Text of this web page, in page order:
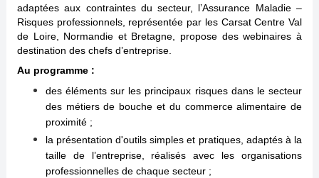
adaptées aux contraintes du secteur, l’Assurance Maladie –
Risques professionnels, représentée par les Carsat Centre Val
de Loire, Normandie et Bretagne, propose des webinaires à
destination des chefs d’entreprise.
Au programme :
des éléments sur les principaux risques dans le secteur
des métiers de bouche et du commerce alimentaire de
proximité ;
la présentation d'outils simples et pratiques, adaptés à la
taille de l’entreprise, réalisés avec les organisations
professionnelles de chaque secteur ;